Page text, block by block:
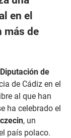
en el
más de
de
de Cádiz en el
al que han
ha celebrado el
, un
país polaco.